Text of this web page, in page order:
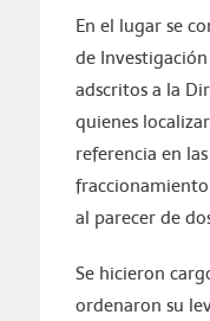
En el lugar se
de
adscritos a la
quienes
referencia en
fraccionamiento
al parecer de
Se hicieron
ordenaron su